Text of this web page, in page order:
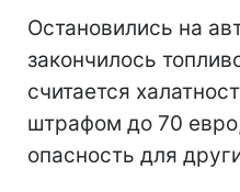
Остановились на
закончилось
считается
штрафом до 70
опасность для